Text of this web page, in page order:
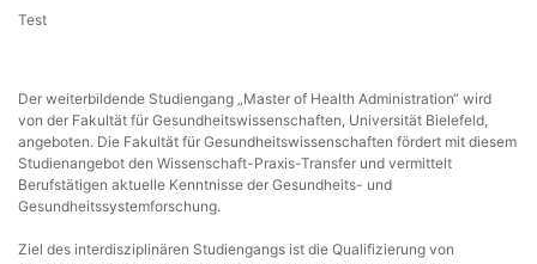
Test
Der weiterbildende Studiengang „Master of Health Administration“ wird
von der Fakultät für Gesundheitswissenschaften, Universität Bielefeld,
angeboten. Die Fakultät für Gesundheitswissenschaften fördert mit diesem
Studienangebot den Wissenschaft-Praxis-Transfer und vermittelt
Berufstätigen aktuelle Kenntnisse der Gesundheits- und
Gesundheitssystemforschung.
Ziel des interdisziplinären Studiengangs ist die Qualifizierung von